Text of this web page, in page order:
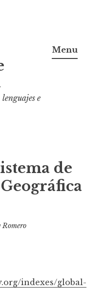
e
Menu
de
indexes/global-